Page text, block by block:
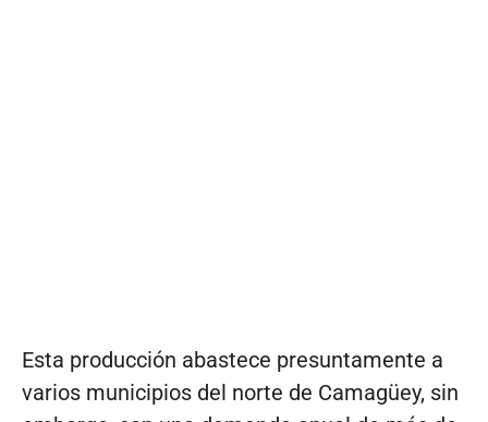
Esta producción abastece presuntamente a
varios municipios del norte de Camagüey, sin